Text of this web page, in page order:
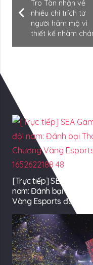
Tro Tàn nhận về
nhiều chỉ trích từ
người hâm mộ vì
thiết kế nhàm
[Trực tiếp] SEA
nam: Đánh bại Thái
Vàng Esports đầu tiên